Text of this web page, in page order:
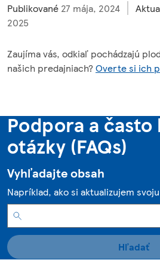
Publikované 27 mája, 2024
2025
Zaujíma vás, odkiaľ pochádzajú
našich predajniach?Overte si ich
Podpora a často
otázky (FAQs)
Vyhľadajte obsah
Napríklad, ako si aktualizujem
Hľadať